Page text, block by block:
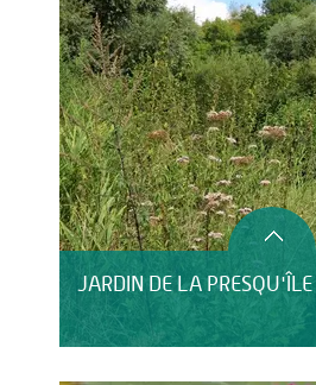
JARDIN DE LA PRESQU'ÎLE